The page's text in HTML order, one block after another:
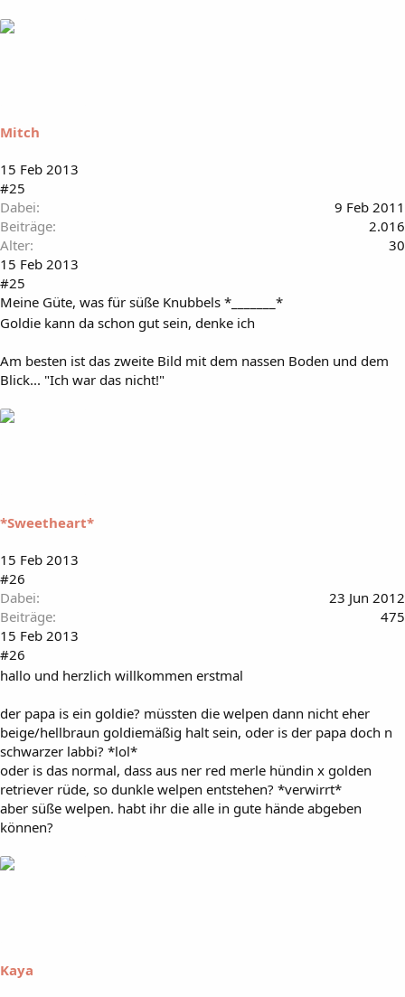
Mitch
15 Feb 2013
#25
Dabei
9 Feb 2011
Beiträge
2.016
Alter
30
15 Feb 2013
#25
Meine Güte, was für süße Knubbels *_______*
Goldie kann da schon gut sein, denke ich
Am besten ist das zweite Bild mit dem nassen Boden und dem
Blick... "Ich war das nicht!"
*Sweetheart*
15 Feb 2013
#26
Dabei
23 Jun 2012
Beiträge
475
15 Feb 2013
#26
hallo und herzlich willkommen erstmal
der papa is ein goldie? müssten die welpen dann nicht eher
beige/hellbraun goldiemäßig halt sein, oder is der papa doch n
schwarzer labbi? *lol*
oder is das normal, dass aus ner red merle hündin x golden
retriever rüde, so dunkle welpen entstehen? *verwirrt*
aber süße welpen. habt ihr die alle in gute hände abgeben
können?
Kaya